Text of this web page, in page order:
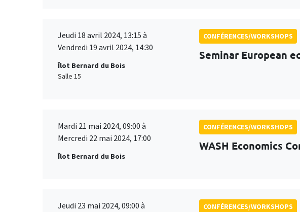
Jeudi 18 avril 2024, 13:15 à
Vendredi 19 avril 2024, 14:30
Îlot Bernard du Bois
Salle 15
CONFÉRENCES/WORKSHOPS
Seminar European
Mardi 21 mai 2024, 09:00 à
Mercredi 22 mai 2024, 17:00
Îlot Bernard du Bois
CONFÉRENCES/WORKSHOPS
WASH Economics
Jeudi 23 mai 2024, 09:00 à
CONFÉRENCES/WORKSHOPS